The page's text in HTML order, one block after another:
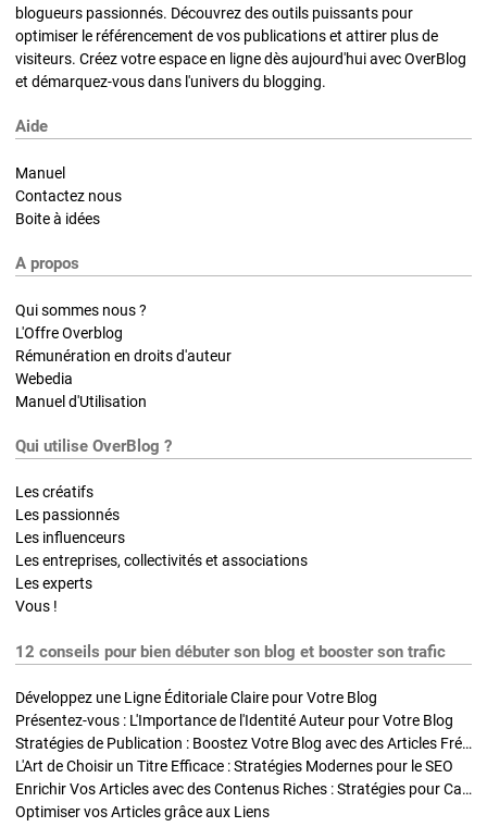
blogueurs passionnés. Découvrez des outils puissants pour
optimiser le référencement de vos publications et attirer plus de
visiteurs. Créez votre espace en ligne dès aujourd'hui avec OverBlog
et démarquez-vous dans l'univers du blogging.
Aide
Manuel
Contactez nous
Boite à idées
A propos
Qui sommes nous ?
L'Offre Overblog
Rémunération en droits d'auteur
Webedia
Manuel d'Utilisation
Qui utilise OverBlog ?
Les créatifs
Les passionnés
Les influenceurs
Les entreprises, collectivités et associations
Les experts
Vous !
12 conseils pour bien débuter son blog et booster son trafic
Développez une Ligne Éditoriale Claire pour Votre Blog
Présentez-vous : L'Importance de l'Identité Auteur pour Votre Blog
Stratégies de Publication : Boostez Votre Blog avec des Articles Fréquents et Exclusifs
L'Art de Choisir un Titre Efficace : Stratégies Modernes pour le SEO
Enrichir Vos Articles avec des Contenus Riches : Stratégies pour Captiver et Optimiser
Optimiser vos Articles grâce aux Liens